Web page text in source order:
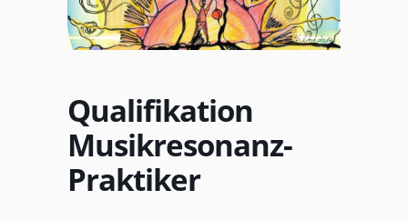
Qualifikation
Musikresonanz-
Praktiker